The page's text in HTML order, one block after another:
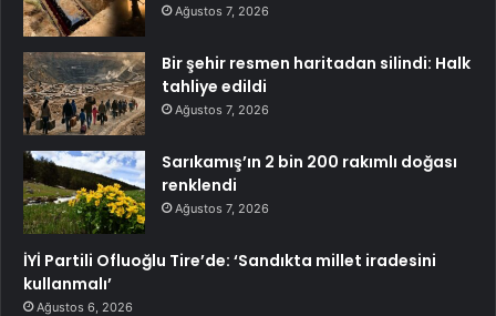
Ağustos 7, 2026
Bir şehir resmen haritadan silindi: Halk
tahliye edildi
Ağustos 7, 2026
Sarıkamış’ın 2 bin 200 rakımlı doğası
renklendi
Ağustos 7, 2026
İYİ Partili Ofluoğlu Tire’de: ‘Sandıkta millet iradesini
kullanmalı’
Ağustos 6, 2026